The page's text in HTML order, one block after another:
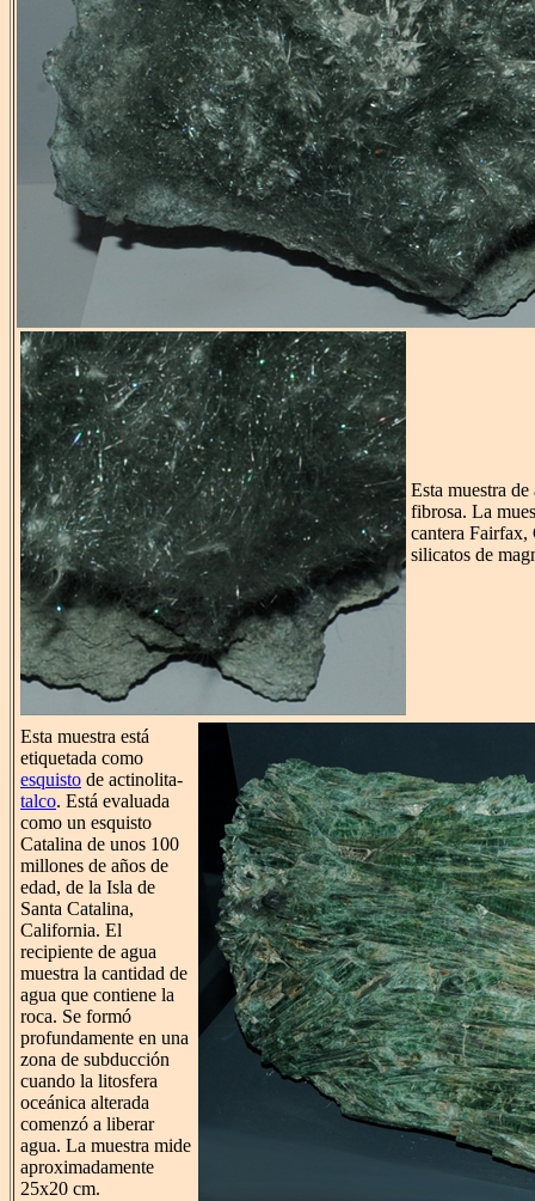
Esta muestra
fibrosa. La
cantera
silicatos de
Esta muestra está
etiquetada como
esquisto de actinolita-
talco. Está evaluada
como un esquisto
Catalina de unos 100
millones de años de
edad, de la Isla de
Santa Catalina,
California. El
recipiente de agua
muestra la cantidad de
agua que contiene la
roca. Se formó
profundamente en una
zona de subducción
cuando la litosfera
oceánica alterada
comenzó a liberar
agua. La muestra mide
aproximadamente
25x20 cm.